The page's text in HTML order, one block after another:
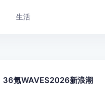
生活
36氪WAVES2026新浪潮